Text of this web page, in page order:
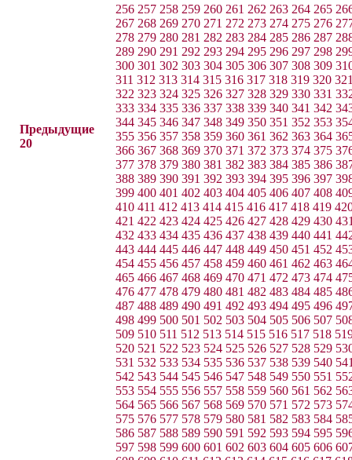
Предыдущие
20
256 257 258 259 260 261 262 263 264 265
267 268 269 270 271 272 273 274 275 276
278 279 280 281 282 283 284 285 286 287
289 290 291 292 293 294 295 296 297 298
300 301 302 303 304 305 306 307 308 309
311 312 313 314 315 316 317 318 319 320
322 323 324 325 326 327 328 329 330 331
333 334 335 336 337 338 339 340 341 342
344 345 346 347 348 349 350 351 352 353
355 356 357 358 359 360 361 362 363 364
366 367 368 369 370 371 372 373 374 375
377 378 379 380 381 382 383 384 385 386
388 389 390 391 392 393 394 395 396 397
399 400 401 402 403 404 405 406 407 408
410 411 412 413 414 415 416 417 418 419
421 422 423 424 425 426 427 428 429 430
432 433 434 435 436 437 438 439 440 441
443 444 445 446 447 448 449 450 451 452
454 455 456 457 458 459 460 461 462 463
465 466 467 468 469 470 471 472 473 474
476 477 478 479 480 481 482 483 484 485
487 488 489 490 491 492 493 494 495 496
498 499 500 501 502 503 504 505 506 507
509 510 511 512 513 514 515 516 517 518
520 521 522 523 524 525 526 527 528 529
531 532 533 534 535 536 537 538 539 540
542 543 544 545 546 547 548 549 550 551
553 554 555 556 557 558 559 560 561 562
564 565 566 567 568 569 570 571 572 573
575 576 577 578 579 580 581 582 583 584
586 587 588 589 590 591 592 593 594 595
597 598 599 600 601 602 603 604 605 606